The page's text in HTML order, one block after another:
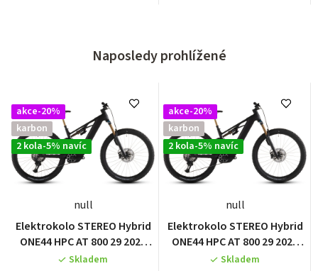
Naposledy prohlížené
akce-20%
karbon
2 kola-5% navíc
null
Elektrokolo STEREO Hybrid
ONE44 HPC AT 800 29 2026
carbon´n´gold
Skladem
akce-20%
karbon
2 kola-5% navíc
null
Elektrokolo STEREO Hybrid
ONE44 HPC AT 800 29 2026
carbon´n´gold
Skladem